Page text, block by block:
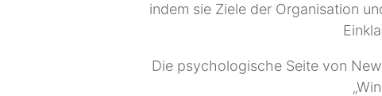
indem sie Ziele der Organisation
Die psychologische Seite von